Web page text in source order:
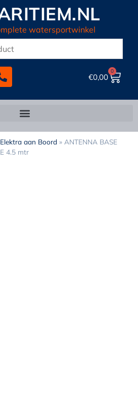
watersportwinkel
€0,00
0
Elektra aan Boord » ANTENNA BASE
4.5 mtr